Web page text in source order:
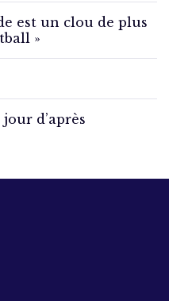
est un clou de plus
»
d’après